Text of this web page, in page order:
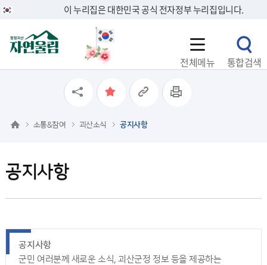
이 누리집은 대한민국 공식 전자정부 누리집입니다.
전체메뉴 통합검색
공지사항
소통&참여 괴산소식 공지사항
공지사항
군민 여러분께 새로운 소식, 괴산군정 정보 등을 제공하는